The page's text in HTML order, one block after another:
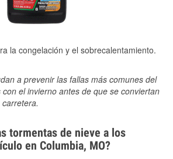
la congelación y el sobrecalentamiento.
a prevenir las fallas más comunes del
el invierno antes de que se conviertan
tormentas de nieve a los
en Columbia, MO?